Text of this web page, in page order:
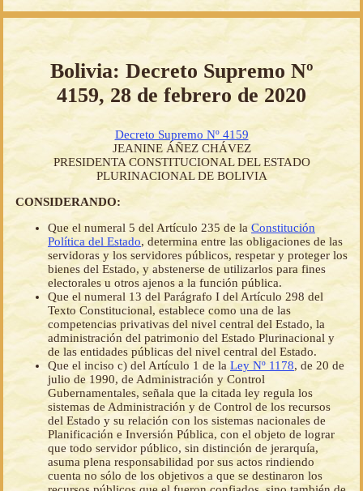
Bolivia: Decreto Supremo Nº
4159, 28 de febrero de 2020
Decreto Supremo Nº 4159
JEANINE ÁÑEZ CHÁVEZ
PRESIDENTA CONSTITUCIONAL DEL ESTADO
PLURINACIONAL DE BOLIVIA
CONSIDERANDO:
Que el numeral 5 del Artículo 235 de la Constitución
Política del Estado, determina entre las obligaciones de las
servidoras y los servidores públicos, respetar y proteger los
bienes del Estado, y abstenerse de utilizarlos para fines
electorales u otros ajenos a la función pública.
Que el numeral 13 del Parágrafo I del Artículo 298 del
Texto Constitucional, establece como una de las
competencias privativas del nivel central del Estado, la
administración del patrimonio del Estado Plurinacional y
de las entidades públicas del nivel central del Estado.
Que el inciso c) del Artículo 1 de la Ley Nº 1178, de 20 de
julio de 1990, de Administración y Control
Gubernamentales, señala que la citada ley regula los
sistemas de Administración y de Control de los recursos
del Estado y su relación con los sistemas nacionales de
Planificación e Inversión Pública, con el objeto de lograr
que todo servidor público, sin distinción de jerarquía,
asuma plena responsabilidad por sus actos rindiendo
cuenta no sólo de los objetivos a que se destinaron los